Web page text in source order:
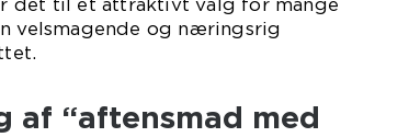
det til et attraktivt valg for mange
velsmagende og næringsrig
af “aftensmad med